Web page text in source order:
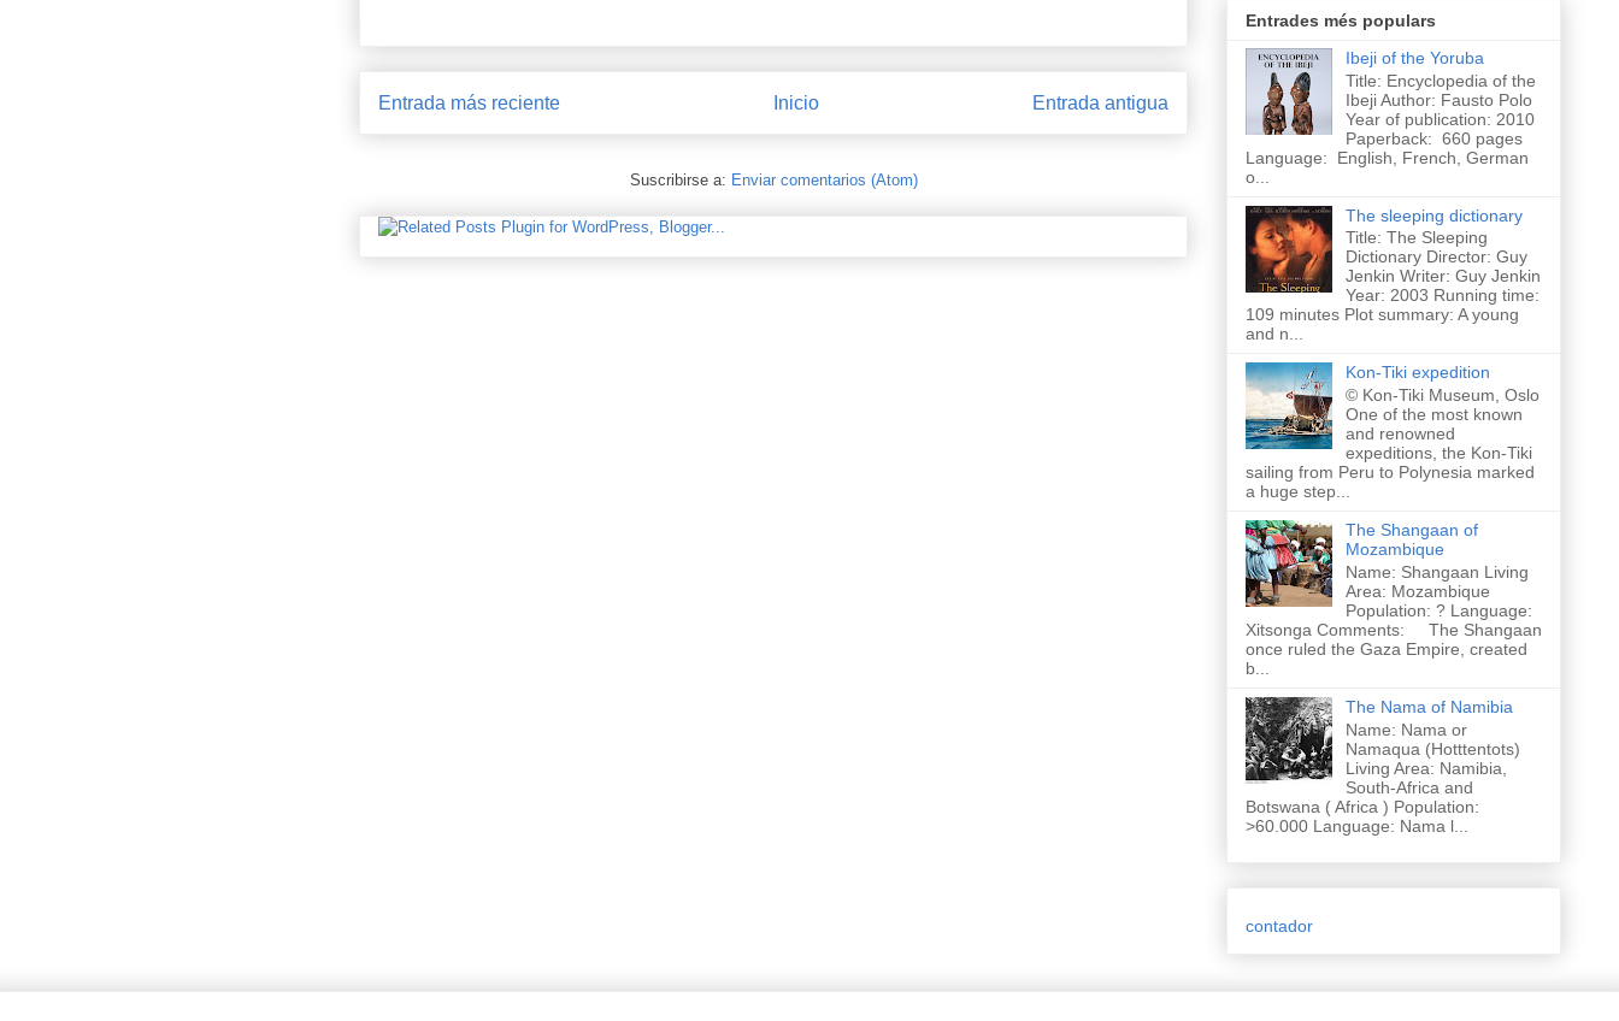
Entrada más reciente Entrada antigua
Inicio
Suscribirse a: Enviar comentarios (Atom)
Entrades més populars
Ibeji of the Yoruba
Title: Encyclopedia of the
Ibeji Author: Fausto Polo
Year of publication: 2010
Paperback: 660 pages
Language: English, French, German
o...
The sleeping dictionary
Title: The Sleeping
Dictionary Director: Guy
Jenkin Writer: Guy Jenkin
Year: 2003 Running time:
109 minutes Plot summary: A young
and n...
Kon-Tiki expedition
© Kon-Tiki Museum, Oslo
One of the most known
and renowned
expeditions, the Kon-Tiki
sailing from Peru to Polynesia marked
a huge step...
The Shangaan of
Mozambique
Name: Shangaan Living
Area: Mozambique
Population: ? Language:
Xitsonga Comments: The Shangaan
once ruled the Gaza Empire, created
b...
The Nama of Namibia
Name: Nama or
Namaqua (Hotttentots)
Living Area: Namibia,
South-Africa and
Botswana ( Africa ) Population:
>60.000 Language: Nama l...
contador